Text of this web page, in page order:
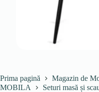
Prima pagină
Magazin de
MOBILA
Seturi masă și